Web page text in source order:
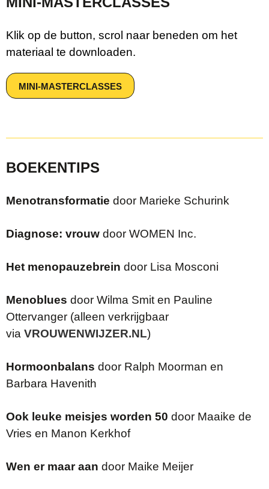
Klik op de button, scrol naar beneden om het
materiaal te downloaden.
MINI-MASTERCLASSES
BOEKENTIPS
Menotransformatie door Marieke Schurink
Diagnose: vrouw door WOMEN Inc.
Het menopauzebrein door Lisa Mosconi
Menoblues door Wilma Smit en Pauline
Ottervanger (alleen verkrijgbaar
via VROUWENWIJZER.NL)
Hormoonbalans door Ralph Moorman en
Barbara Havenith
Ook leuke meisjes worden 50 door Maaike de
Vries en Manon Kerkhof
Wen er maar aan door Maike Meijer